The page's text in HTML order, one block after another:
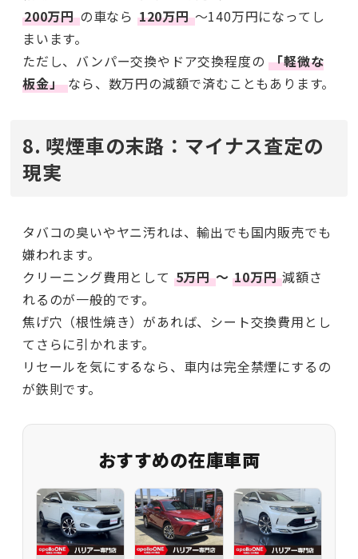
200万円の車なら 120万円〜140万円になってし
まいます。
ただし、バンパー交換やドア交換程度の「軽微な
板金」なら、数万円の減額で済むこともあります。
8. 喫煙車の末路：マイナス査定の
現実
タバコの臭いやヤニ汚れは、輸出でも国内販売でも
嫌われます。
クリーニング費用として 5万円〜10万円減額さ
れるのが一般的です。
焦げ穴（根性焼き）があれば、シート交換費用とし
てさらに引かれます。
リセールを気にするなら、車内は完全禁煙にするの
が鉄則です。
おすすめの在庫車両